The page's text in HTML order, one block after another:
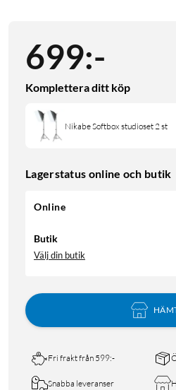
699:-
Komplettera ditt köp
Nikabe Softbox studioset 2 st
Lagerstatus online och butik
Online
Butik
Välj din butik
Fri frakt från 599:-
Snabba leveranser